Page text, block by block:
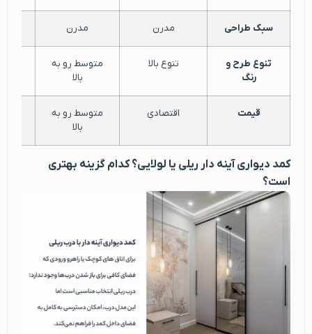
سبک طراحی مدرن مدرن
تنوع طرح و
رنگ
تنوع بالا
متوسط رو به
بالا
قیمت اقتصادی
متوسط رو به
بالا
کمد دیواری آینه دار ریلی یا لولایی؟ کدام گزینه بهتری
است؟